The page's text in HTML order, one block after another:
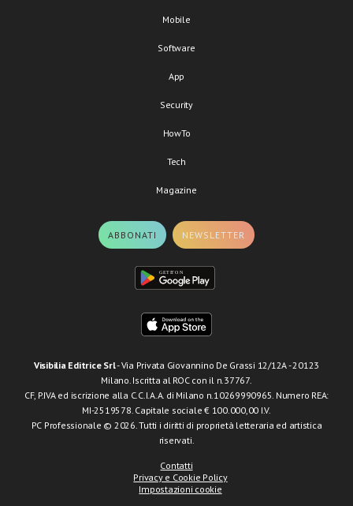
Mobile
Software
App
Security
HowTo
Tech
Magazine
ABBONATI NEWSLETTER
Visibilia Editrice Srl- Via Privata Giovannino De Grassi 12/12A - 20123
Milano. Iscritta al ROC con il n.37767.
CF, P.IVA ed iscrizione alla C.C.I.A.A. di Milano n.10269990965. Numero REA:
MI-2519578. Capitale sociale € 100.000,00 I.V.
PC Professionale © 2026. Tutti i diritti di proprietà letteraria ed artistica
riservati.
Contatti
Privacy e Cookie Policy
Impostazioni cookie